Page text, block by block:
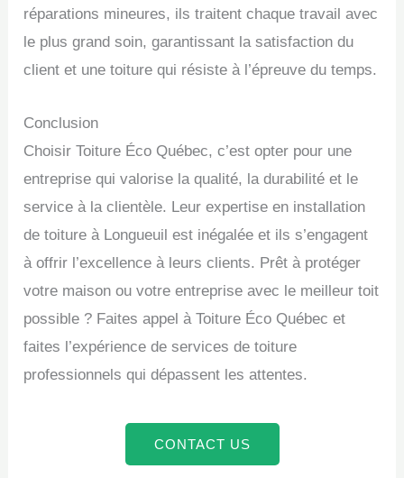
réparations mineures, ils traitent chaque travail avec
le plus grand soin, garantissant la satisfaction du
client et une toiture qui résiste à l’épreuve du temps.
Conclusion
Choisir Toiture Éco Québec, c’est opter pour une
entreprise qui valorise la qualité, la durabilité et le
service à la clientèle. Leur expertise en installation
de toiture à Longueuil est inégalée et ils s’engagent
à offrir l’excellence à leurs clients. Prêt à protéger
votre maison ou votre entreprise avec le meilleur toit
possible ? Faites appel à Toiture Éco Québec et
faites l’expérience de services de toiture
professionnels qui dépassent les attentes.
CONTACT US